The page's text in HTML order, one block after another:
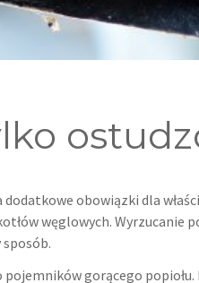
obowiązki dla
węglowych. Wyrzucanie
sposób.
gorącego